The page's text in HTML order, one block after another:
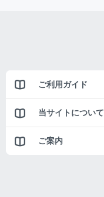
ご利用ガイド
当サイトについて
ご案内